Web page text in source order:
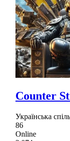
Counter
Українська
86
Online